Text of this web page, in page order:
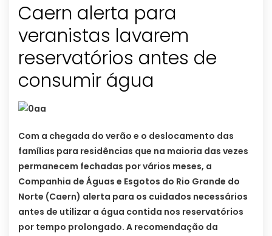
Caern alerta para
veranistas lavarem
reservatórios antes de
consumir água
Com a chegada do verão e o deslocamento das
famílias para residências que na maioria das vezes
permanecem fechadas por vários meses, a
Companhia de Águas e Esgotos do Rio Grande do
Norte (Caern) alerta para os cuidados necessários
antes de utilizar a água contida nos reservatórios
por tempo prolongado. A recomendação da